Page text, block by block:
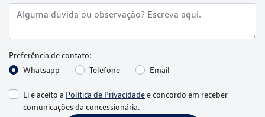
Preferência de contato:
Whatsapp
Telefone Email
Li e aceito a Política de Privacidadee concordo em receber
comunicações da concessionária.